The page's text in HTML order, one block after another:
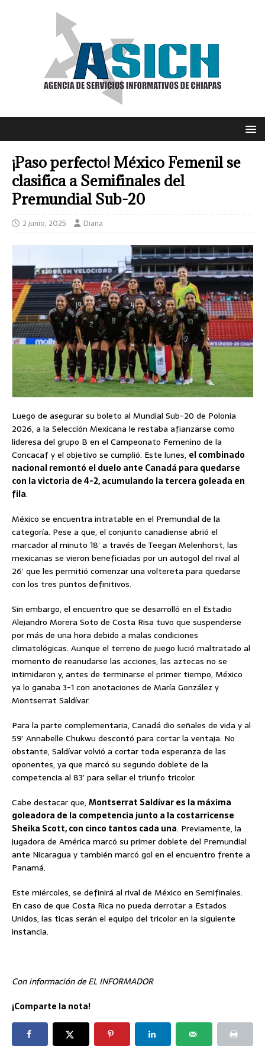
¡Paso perfecto! México Femenil se
clasifica a Semifinales del
Premundial Sub-20
2 junio, 2025 Diana
Luego de asegurar su boleto al Mundial Sub-20 de Polonia
2026, a la Selección Mexicana le restaba afianzarse como
lideresa del grupo B en el Campeonato Femenino de la
Concacaf y el objetivo se cumplió. Este lunes, el combinado
nacional remontó el duelo ante Canadá para quedarse
con la victoria de 4-2, acumulando la tercera goleada en
fila.
México se encuentra intratable en el Premundial de la
categoría. Pese a que, el conjunto canadiense abrió el
marcador al minuto 18’ a través de Teegan Melenhorst, las
mexicanas se vieron beneficiadas por un autogol del rival al
26’ que les permitió comenzar una voltereta para quedarse
con los tres puntos definitivos.
Sin embargo, el encuentro que se desarrolló en el Estadio
Alejandro Morera Soto de Costa Risa tuvo que suspenderse
por más de una hora debido a malas condiciones
climatológicas. Aunque el terreno de juego lució maltratado al
momento de reanudarse las acciones, las aztecas no se
intimidaron y, antes de terminarse el primer tiempo, México
ya lo ganaba 3-1 con anotaciones de María González y
Montserrat Saldívar.
Para la parte complementaria, Canadá dio señales de vida y al
59’ Annabelle Chukwu descontó para cortar la ventaja. No
obstante, Saldívar volvió a cortar toda esperanza de las
oponentes, ya que marcó su segundo doblete de la
competencia al 83’ para sellar el triunfo tricolor.
Cabe destacar que,Montserrat Saldívar es la máxima
goleadora de la competencia junto a la costarricense
Sheika Scott, con cinco tantos cada una. Previamente, la
jugadora de América marcó su primer doblete del Premundial
ante Nicaragua y también marcó gol en el encuentro frente a
Panamá.
Este miércoles, se definirá al rival de México en Semifinales.
En caso de que Costa Rica no pueda derrotar a Estados
Unidos, las ticas serán el equipo del tricolor en la siguiente
instancia.
Con información de EL INFORMADOR
¡Comparte la nota!